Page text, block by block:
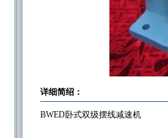
详细简绍：
BWED卧式双级摆线减速机